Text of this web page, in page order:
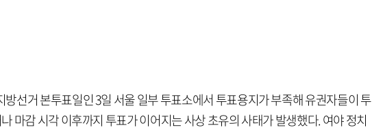
방선거 본투표일인 3일 서울 일부 투표소에서 투표용지가 부족해 유권자들이 투
마감 시각 이후까지 투표가 이어지는 사상 초유의 사태가 발생했다. 여야 정치